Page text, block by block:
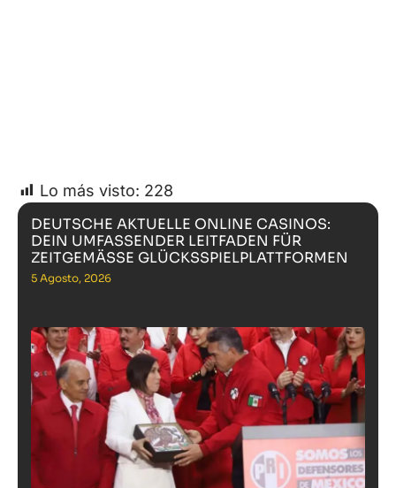
Lo más visto: 228
DEUTSCHE AKTUELLE ONLINE CASINOS:
DEIN UMFASSENDER LEITFADEN FÜR
ZEITGEMÄSSE GLÜCKSSPIELPLATTFORMEN
5 Agosto, 2026